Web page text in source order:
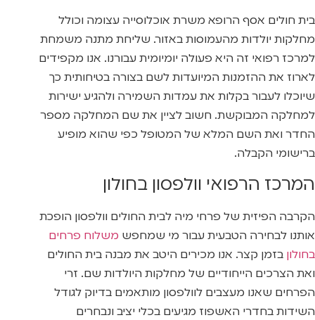
בית חולים אסף הרופא משרת אוכלוסייה עצומה וכולל
מחלקות יולדות מהעמוסות באזור. שליחת מתנה משמחת
למרכז רפואי זה היא פעולה יומיומית עבורנו. אנו מקפידים
לארוז את ההזמנות המיועדות לשם בצורה בטיחותית כך
שיוכלו לעבור בקלות את עמדות השמירה ולהגיע ישירות
למחלקה המבוקשת. חשוב לציין את שם המחלקה מספר
החדר ואת השם המלא של המטופל כפי שהוא מופיע
ברישומי הקבלה.
המרכז הרפואי וולפסון בחולון
הקרבה הפיזית של פרחי מיה לבית החולים וולפסון הופכת
אותנו לבחירה הטבעית עבור מי שמחפש משלוח פרחים
בחולון בזמן קצר. אנו מכירים היטב את מבנה בית החולים
ואת הצרכים הייחודיים של מחלקות היולדות שם. זרי
הפרחים שאנו מעצבים לוולפסון מותאמים בדיוק לגודל
השידות בחדרי האשפוז מגיעים בכלי יציב ונבחרים